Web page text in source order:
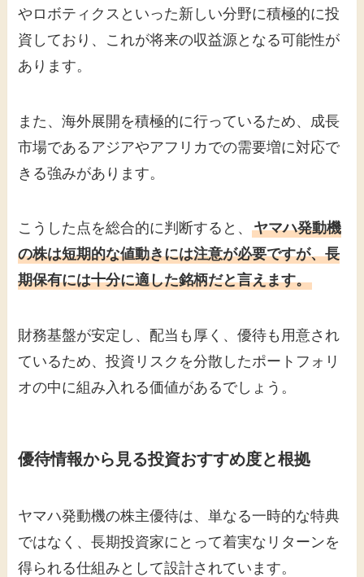
やロボティクスといった新しい分野に積極的に投
資しており、これが将来の収益源となる可能性が
あります。
また、海外展開を積極的に行っているため、成長
市場であるアジアやアフリカでの需要増に対応で
きる強みがあります。
こうした点を総合的に判断すると、ヤマハ発動機
の株は短期的な値動きには注意が必要ですが、長
期保有には十分に適した銘柄だと言えます。
財務基盤が安定し、配当も厚く、優待も用意され
ているため、投資リスクを分散したポートフォリ
オの中に組み入れる価値があるでしょう。
優待情報から見る投資おすすめ度と根拠
ヤマハ発動機の株主優待は、単なる一時的な特典
ではなく、長期投資家にとって着実なリターンを
得られる仕組みとして設計されています。